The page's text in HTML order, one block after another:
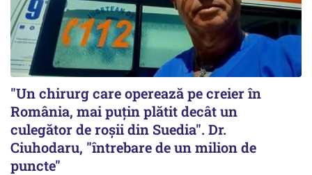
"Un chirurg care operează pe creier în
România, mai puțin plătit decât un
culegător de roșii din Suedia". Dr.
Ciuhodaru, "întrebare de un milion de
puncte"